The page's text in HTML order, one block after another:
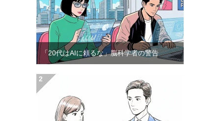
「20代はAIに頼るな」脳科学者の警告